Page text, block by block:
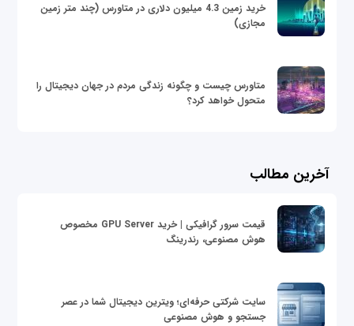
خرید زمین 4.3 میلیون دلاری در متاورس (چند متر زمین
مجازی)
متاورس چیست و چگونه زندگی مردم در جهان دیجیتال را
متحول خواهد کرد؟
آخرین مطالب
قیمت سرور گرافیکی | خرید GPU Server مخصوص
هوش مصنوعی، رندرینگ
سایت شرکتی حرفه‌ای؛ ویترین دیجیتال شما در عصر
جستجو و هوش مصنوعی